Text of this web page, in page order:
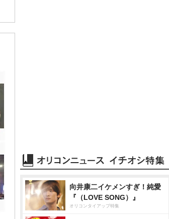
向井康二イケメンすぎ！純愛
『（LOVE SONG）』
オリコンタイアップ特集